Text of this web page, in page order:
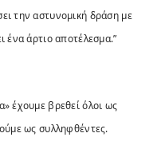
την αστυνομική δράση με
ένα άρτιο αποτέλεσμα.”
έχουμε βρεθεί όλοι ως
ως συλληφθέντες.